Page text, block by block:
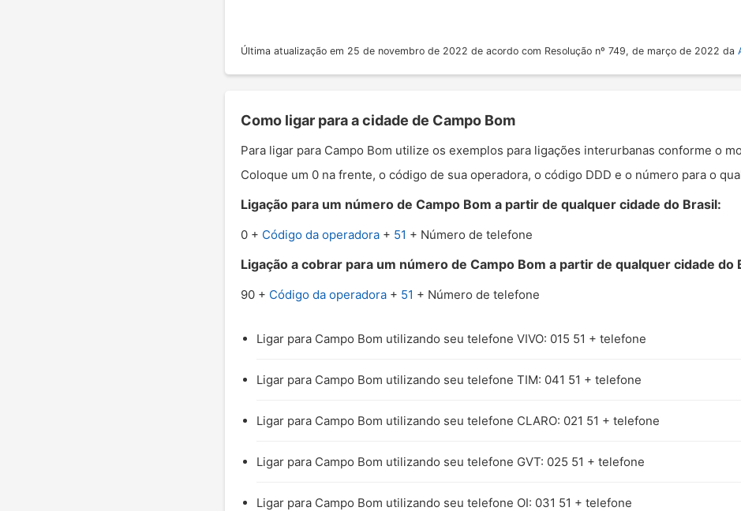
Última atualização em 25 de novembro de 2022 de acordo com Resolução nº 749, de março de 2022 da
Como ligar para a cidade de Campo Bom
Para ligar para Campo Bom utilize os exemplos para ligações interurbanas conforme o
Coloque um 0 na frente, o código de sua operadora, o código DDD e o número para o
Ligação para um número de Campo Bom a partir de qualquer cidade do Brasil:
0 + Código da operadora+ 51 + Número de telefone
Ligação a cobrar para um número de Campo Bom a partir de qualquer cidade do
90 + Código da operadora+ 51 + Número de telefone
Ligar para Campo Bom utilizando seu telefone VIVO: 015 51 + telefone
Ligar para Campo Bom utilizando seu telefone TIM: 041 51 + telefone
Ligar para Campo Bom utilizando seu telefone CLARO: 021 51 + telefone
Ligar para Campo Bom utilizando seu telefone GVT: 025 51 + telefone
Ligar para Campo Bom utilizando seu telefone OI: 031 51 + telefone